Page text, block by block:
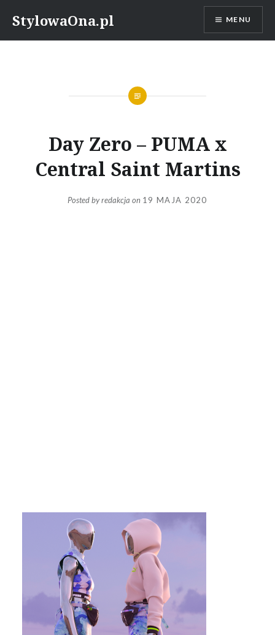
content
StylowaOna.pl MENU
Day Zero – PUMA x
Central Saint Martins
Posted byredakcja on 19 MAJA 2020